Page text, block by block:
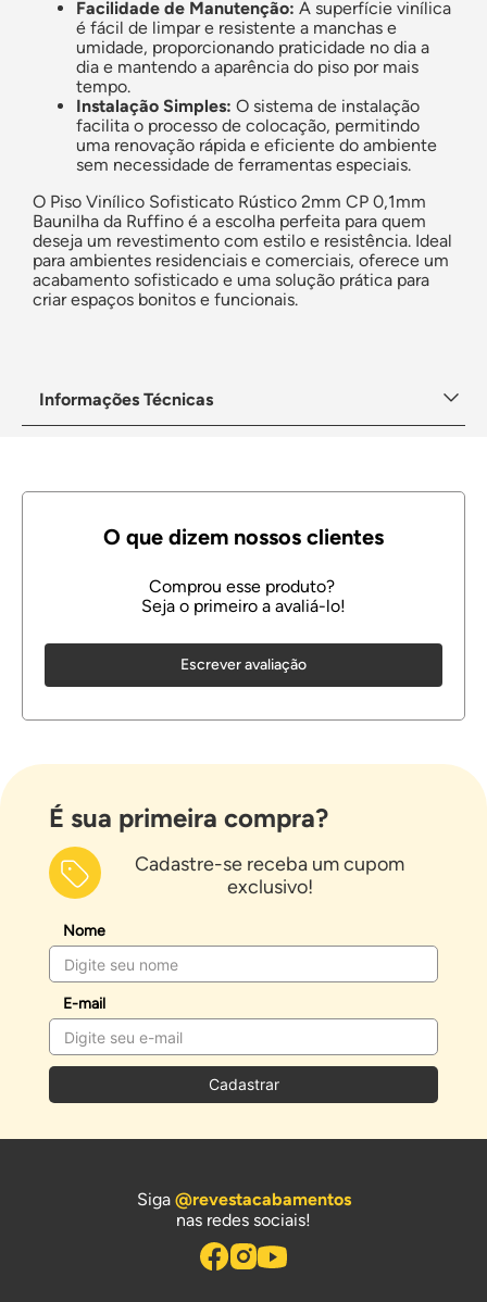
Facilidade de Manutenção: A superfície vinílica
é fácil de limpar e resistente a manchas e
umidade, proporcionando praticidade no dia a
dia e mantendo a aparência do piso por mais
tempo.
Instalação Simples: O sistema de instalação
facilita o processo de colocação, permitindo
uma renovação rápida e eficiente do ambiente
sem necessidade de ferramentas especiais.
O Piso Vinílico Sofisticato Rústico 2mm CP 0,1mm
Baunilha da Ruffino é a escolha perfeita para quem
deseja um revestimento com estilo e resistência. Ideal
para ambientes residenciais e comerciais, oferece um
acabamento sofisticado e uma solução prática para
criar espaços bonitos e funcionais.
Informações Técnicas
Escrever avaliação
É sua primeira compra?
Cadastre-se receba um cupom
exclusivo!
Nome
E-mail
Cadastrar
Siga @revestacabamentos
nas redes sociais!